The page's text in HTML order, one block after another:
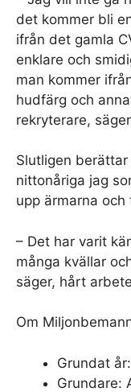
det kommer bli
ifrån det gamla
enklare och
man kommer
hudfärg och
rekryterare,
Slutligen
nittonåriga jag
upp ärmarna
– Det har varit
många kvällar
säger, hårt
Om
Grundat
Grundare: